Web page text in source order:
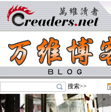
搜索>>